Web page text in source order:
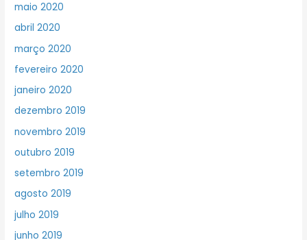
maio 2020
abril 2020
março 2020
fevereiro 2020
janeiro 2020
dezembro 2019
novembro 2019
outubro 2019
setembro 2019
agosto 2019
julho 2019
junho 2019